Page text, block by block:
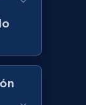
using